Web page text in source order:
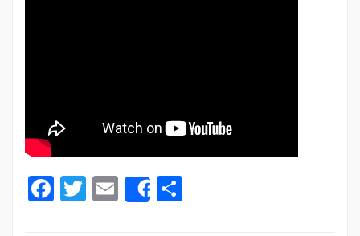
Facebook
Twitter
Email
Share